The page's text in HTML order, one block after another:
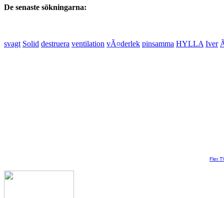
De senaste sökningarna:
svagt Solid destruera ventilation vÃ¤derlek pinsamma HYLLA Iver
Fler